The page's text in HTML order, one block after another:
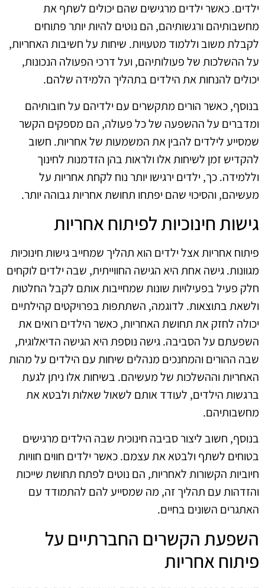
ילדים. כאשר ילדים מרגישים שהם יכולים לשתף את
מחשבותיהם ורגשותיהם, הם נוטים להיות יותר פתוחים
לקבלת משוב וללמוד מטעויות. שיחות על חשיבות האחריות,
על ההשלכות של פעולותיהם, ועל דרכי הפעולה הנכונות,
יכולים להנחות את הילדים בתהליך הלמידה שלהם.
בנוסף, כאשר הורים מתקשרים עם ילדיהם על חובותיהם
ומדברים על ההשפעה של כל פעולה, הם מספקים הקשר
שמסייע לילדים להבין את המשמעות של אחריות. חשוב
להקדיש זמן לשיחות אלו ולראות בהן הזדמנות לחינוך
וללמידה. כך, ילדים ירגישו יותר נוח לקחת אחריות על
מעשיהם, והסיכוי שהם יפתחו תחושת אחריות גבוהה יותר.
גישות חינוכיות לפיתוח אחריות
פיתוח אחריות אצל ילדים הוא תהליך שמחייב גישות חינוכיות
מגוונות. גישה אחת היא הגישה החווייתית, שבה ילדים לוקחים
חלק פעיל בפעילויות שונות שמחייבות אותם לקבל החלטות
ולשאת בתוצאות. לדוגמה, השתתפות בפרויקטים קהילתיים
יכולה לחזק את תחושת האחריות, כאשר הילדים רואים את
השפעתם על הסביבה. גישה נוספת היא הגישה הדיאלוגית,
שבה ההורים והמחנכים מנהלים שיחות עם הילדים על מהות
האחריות וההשלכות של מעשיהם. בשיחות אלו ניתן לגעת
ברגשות הילדים, לעודד אותם לשאול שאלות ולבטא את
מחשבותיהם.
בנוסף, חשוב ליצור סביבה חינוכית שבה הילדים מרגישים
בטוחים לשתף ולבטא את עצמם. כאשר ילדים חווים חוויות
חיוביות הקשורות לאחריות, הם נוטים לפתח תחושת שייכות
והזדהות עם תהליך זה, מה שמסייע להם להתמודד עם
האתגרים השונים בחיים.
השפעת הקשרים החברתיים על
פיתוח אחריות